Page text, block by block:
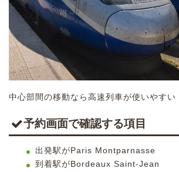
中心部間の移動なら高速列車が使いやすい
予約画面で確認する項目
出発駅がParis Montparnasse
到着駅がBordeaux Saint-Jean